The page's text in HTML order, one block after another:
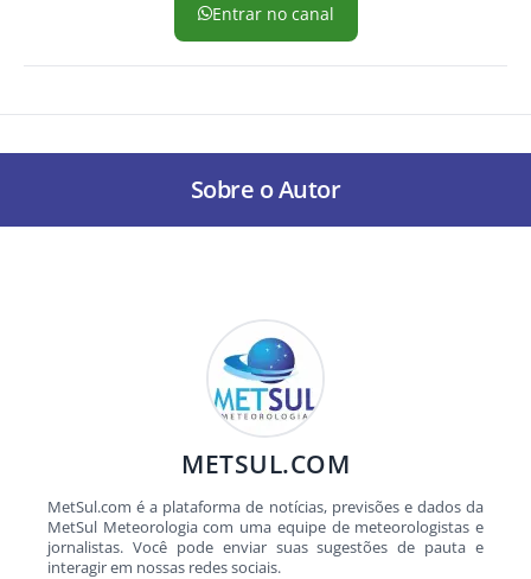
Entrar no canal
Sobre o Autor
METSUL.COM
MetSul.com é a plataforma de notícias, previsões e dados da
MetSul Meteorologia com uma equipe de meteorologistas e
jornalistas. Você pode enviar suas sugestões de pauta e
interagir em nossas redes sociais.